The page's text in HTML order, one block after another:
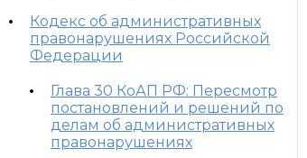
Кодекс об административных
правонарушениях Российской
Федерации
Глава 30 КоАП РФ: Пересмотр
постановлений и решений по
делам об административных
правонарушениях